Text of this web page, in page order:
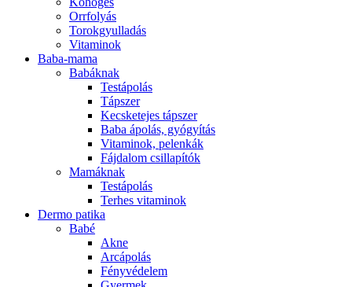
Orrfolyás
Torokgyulladás
Vitaminok
Baba-mama
Babáknak
Testápolás
Tápszer
Kecsketejes tápszer
Baba ápolás, gyógyítás
Vitaminok, pelenkák
Fájdalom csillapítók
Mamáknak
Testápolás
Terhes vitaminok
Dermo patika
Babé
Akne
Arcápolás
Fényvédelem